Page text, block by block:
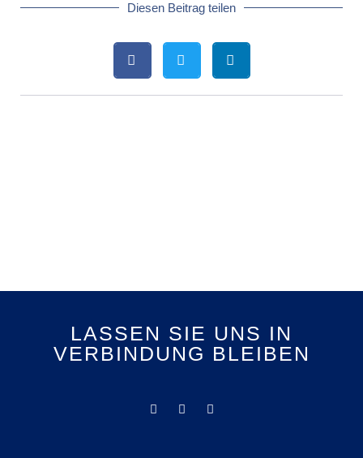
Diesen Beitrag teilen
LASSEN SIE UNS IN
VERBINDUNG BLEIBEN